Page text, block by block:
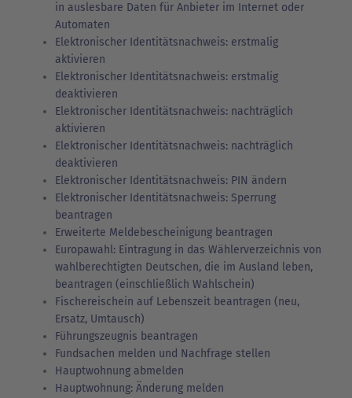
in auslesbare Daten für Anbieter im Internet oder
Automaten
Elektronischer Identitätsnachweis: erstmalig
aktivieren
Elektronischer Identitätsnachweis: erstmalig
deaktivieren
Elektronischer Identitätsnachweis: nachträglich
aktivieren
Elektronischer Identitätsnachweis: nachträglich
deaktivieren
Elektronischer Identitätsnachweis: PIN ändern
Elektronischer Identitätsnachweis: Sperrung
beantragen
Erweiterte Meldebescheinigung beantragen
Europawahl: Eintragung in das Wählerverzeichnis von
wahlberechtigten Deutschen, die im Ausland leben,
beantragen (einschließlich Wahlschein)
Fischereischein auf Lebenszeit beantragen (neu,
Ersatz, Umtausch)
Führungszeugnis beantragen
Fundsachen melden und Nachfrage stellen
Hauptwohnung abmelden
Hauptwohnung: Änderung melden